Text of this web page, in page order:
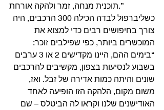
תוכנית מנחה, זמר ולהקה אורחת.”
כשליברפול לבדה הכילה 300 הרכבים, היה
צורך בחיפושים רבים כדי למצוא את
המוכשרים ביותר, כפי שפילבים זוכר:
“בימים ההם, היינו מקדישים 2 או 3 ערבים
בשבוע לנסיעות בצפון, מקשיבים להרכבים
שונים והיתה כמות אדירה של זבל. ואז,
משום מקום, הלהקה הזו הופיעה לאחד
האודישנים שלנו וקראו לה הביטלס – שם